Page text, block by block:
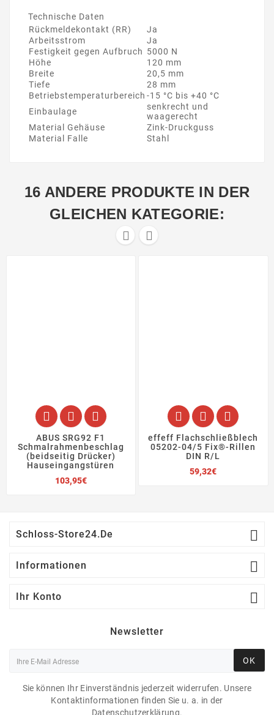
Technische Daten
Rückmeldekontakt (RR)
Ja
Arbeitsstrom
Ja
Festigkeit gegen Aufbruch 5000 N
Höhe
120 mm
Breite
20,5 mm
Tiefe
28 mm
Betriebstemperaturbereich -15 °C bis +40 °C
Einbaulage
senkrecht und
waagerecht
Material Gehäuse
Zink-Druckguss
Material Falle
Stahl
16 ANDERE PRODUKTE IN DER
GLEICHEN KATEGORIE:
 
  
ABUS SRG92 F1
Schmalrahmenbeschlag
(beidseitig Drücker)
Hauseingangstüren
103,95€Preis
  
effeff Flachschließblech
05202-04/5 Fix®-Rillen
DIN R/L
59,32€Preis
Schloss-Store24.de 
Informationen 
Ihr Konto 
Newsletter
OK
Sie können Ihr Einverständnis jederzeit widerrufen. Unsere
Kontaktinformationen finden Sie u. a. in der
Datenschutzerklärung.